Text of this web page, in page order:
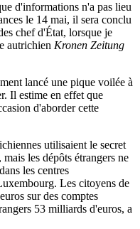
d'informations n'a pas lieu
le 14 mai, il sera conclu
chef d'État, lorsque je
autrichien Kronen Zeitung
lancé une pique voilée à
Il estime en effet que
d'aborder cette
utilisaient le secret
les dépôts étrangers ne
les centres
Les citoyens de
sur des comptes
53 milliards d'euros, a